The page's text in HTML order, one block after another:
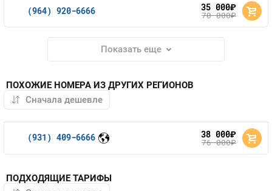
(964) 920-6666 35 000руб.
70 000руб.
Показать еще
ПОХОЖИЕ НОМЕРА ИЗ ДРУГИХ РЕГИОНОВ
(931) 409-6666 38 000руб.
76 000руб.
ПОДХОДЯЩИЕ ТАРИФЫ